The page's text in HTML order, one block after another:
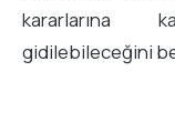
kararlarına
gidilebileceğini